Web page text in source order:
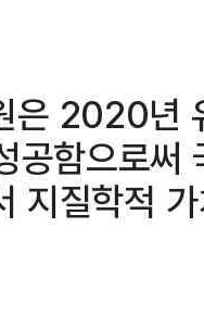
은 2020년
함으로써
지질학적